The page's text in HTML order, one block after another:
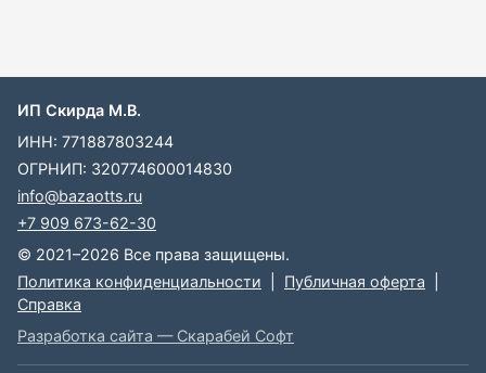
ИП Скирда М.В.
ИНН: 771887803244
ОГРНИП: 320774600014830
info@bazaotts.ru
+7 909 673-62-30
© 2021–2026 Все права защищены.
Политика конфиденциальности
Публичная оферта
Справка
Разработка сайта — Скарабей Софт